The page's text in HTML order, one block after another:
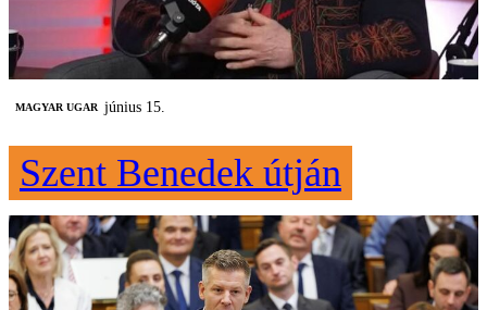
MAGYAR UGAR június 15.
Szent Benedek útján